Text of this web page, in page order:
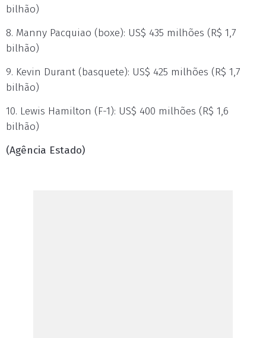
bilhão)
8. Manny Pacquiao (boxe): US$ 435 milhões (R$ 1,7
bilhão)
9. Kevin Durant (basquete): US$ 425 milhões (R$ 1,7
bilhão)
10. Lewis Hamilton (F-1): US$ 400 milhões (R$ 1,6
bilhão)
(Agência Estado)